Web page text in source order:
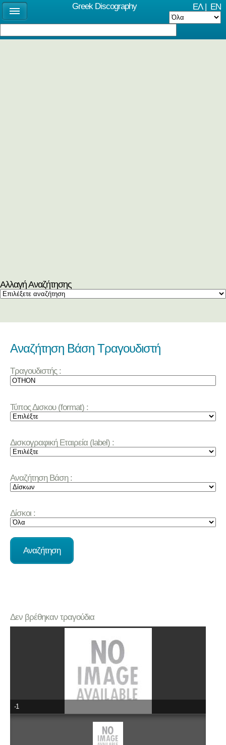
ΕΛ| EN
Αλλαγή Αναζήτησης
Αναζήτηση Βάση Τραγουδιστή
Τραγουδιστής :
Τύπος Δισκου (format) :
Δισκογραφική Εταιρεία (label) :
Αναζήτηση Βάση :
Δίσκοι :
Δεν βρέθηκαν τραγούδια
-1
Greek Discography